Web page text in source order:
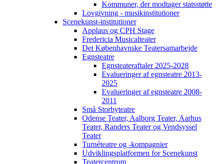
Kommuner, der modtager statsstøtte
Lovgivning - musikinstitutioner
Scenekunst-institutioner
Applaus og CPH Stage
Fredericia Musicalteater
Det Københavnske Teatersamarbejde
Egnsteatre
Egnsteateraftaler 2025-2028
Evalueringer af egnsteatre 2013-
2025
Evalueringer af egnsteatre 2008-
2011
Små Storbyteatre
Odense Teater, Aalborg Teater, Aarhus
Teater, Randers Teater og Vendsyssel
Teater
Turnéteatre og -kompagnier
Udviklingsplatformen for Scenekunst
Teatercentrum